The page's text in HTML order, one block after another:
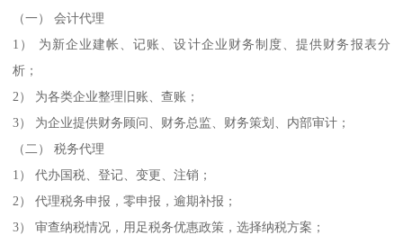
（一） 会计代理
1） 为新企业建帐、记账、设计企业财务制度、提供财务报表分
析；
2） 为各类企业整理旧账、查账；
3） 为企业提供财务顾问、财务总监、财务策划、内部审计；
（二） 税务代理
1） 代办国税、登记、变更、注销；
2） 代理税务申报，零申报，逾期补报；
3） 审查纳税情况，用足税务优惠政策，选择纳税方案；